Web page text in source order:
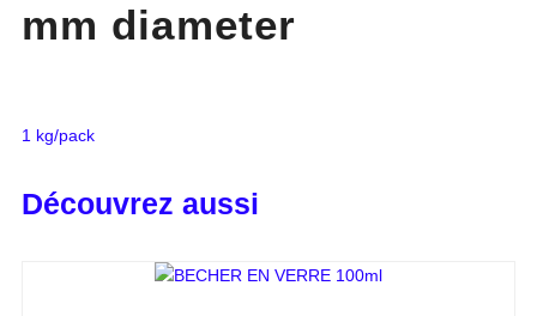
mm diameter
1 kg/pack
Découvrez aussi